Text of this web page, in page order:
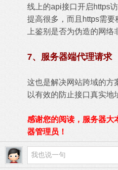
线上的api接口开启https
提高很多，而且https需
上鉴别是否为伪造的网络
7、服务器端代理请求
这也是解决网站跨域的方
以有效的防止接口真实地
感谢您的阅读，服务器大
器管理员！